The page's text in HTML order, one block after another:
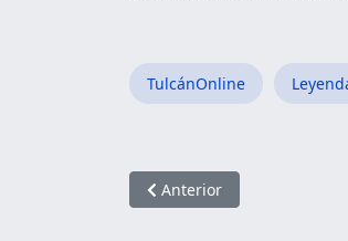
TulcánOnline
Artículo anterior: Guagua
Anterior